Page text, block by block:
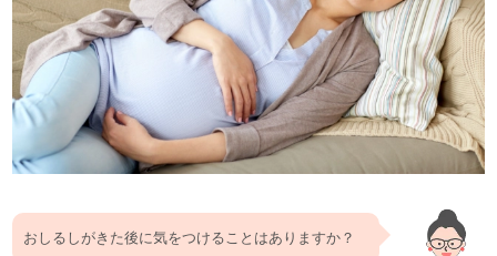
おしるしがきた後に気をつけることはありますか？